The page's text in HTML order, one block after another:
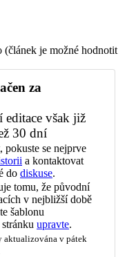
(článek je možné hodnotit
za
editace však již
30 dní
se nejprve
a kontaktovat
do diskuse.
tomu, že původní
v nejbližší době
šablonu
stránku upravte.
aktualizována v pátek